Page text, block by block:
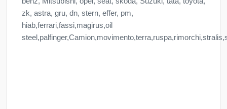
zk, astra, gru, dn, stern, effer, pm,
hiab,ferrari,fassi,magirus,oil